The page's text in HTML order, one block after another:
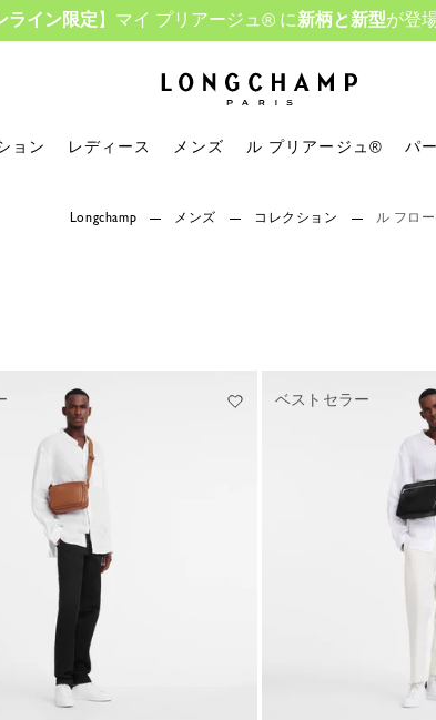
ライン限定】マイ プリアージュ® に新柄と新型が登
ョン レディース メンズ ル プリアージュ® パ
Longchamp メンズ コレクション ル フロ
ベストセラー